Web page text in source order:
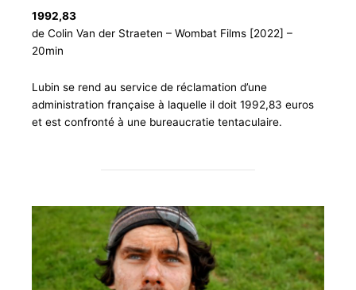
1992,83
de Colin Van der Straeten – Wombat Films [2022] –
20min
Lubin se rend au service de réclamation d’une
administration française à laquelle il doit 1992,83 euros
et est confronté à une bureaucratie tentaculaire.